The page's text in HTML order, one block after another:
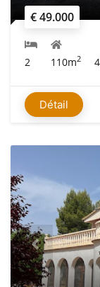
€ 49.000
2 110m2
Détail